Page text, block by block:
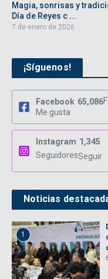
Magia, sonrisas y
Día de Reyes c ...
7 de enero de 2026
¡Síguenos!
Facebook 65,086
Me gusta
Instagram 1,345
SeguidoresSeguir
Noticias
1